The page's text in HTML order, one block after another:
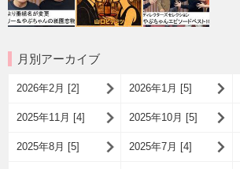
月別アーカイブ
2026年2月 [2] 2026年1月 [5]
2025年11月 [4] 2025年10月 [5]
2025年8月 [5] 2025年7月 [4]